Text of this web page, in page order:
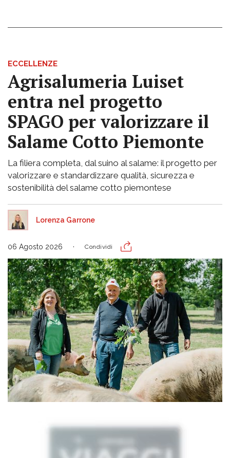
ECCELLENZE
Agrisalumeria Luiset
entra nel progetto
SPAGO per valorizzare il
Salame Cotto Piemonte
La filiera completa, dal suino al salame: il progetto per
valorizzare e standardizzare qualità, sicurezza e
sostenibilità del salame cotto piemontese
Lorenza Garrone
06 Agosto 2026 Condividi